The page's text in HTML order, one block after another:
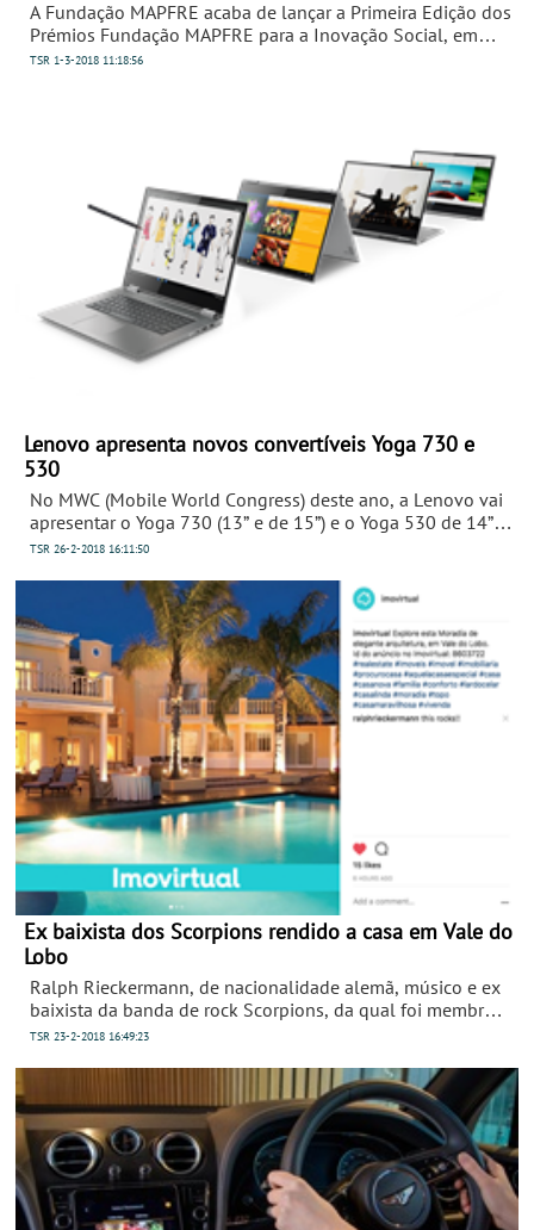
A Fundação MAPFRE acaba de lançar a Primeira Edição dos
Prémios Fundação MAPFRE para a Inovação Social, em
parceria com a IE Business School, tendo como objetivo
TSR 1-3-2018 11:18:56
Lenovo apresenta novos convertíveis Yoga 730 e
530
No MWC (Mobile World Congress) deste ano, a Lenovo vai
apresentar o Yoga 730 (13” e de 15”) e o Yoga 530 de 14” –
os mais recentes equipamentos a integrarem a família de
TSR 26-2-2018 16:11:50
Ex baixista dos Scorpions rendido a casa em Vale do
Lobo
Ralph Rieckermann, de nacionalidade alemã, músico e ex
baixista da banda de rock Scorpions, da qual foi membro
entre 1992 e 2004, mostrou o seu entusiasmo por uma
Algarve, através de um comentário a uma publicação no
Instagram do Imovirtual:
TSR 23-2-2018 16:49:23